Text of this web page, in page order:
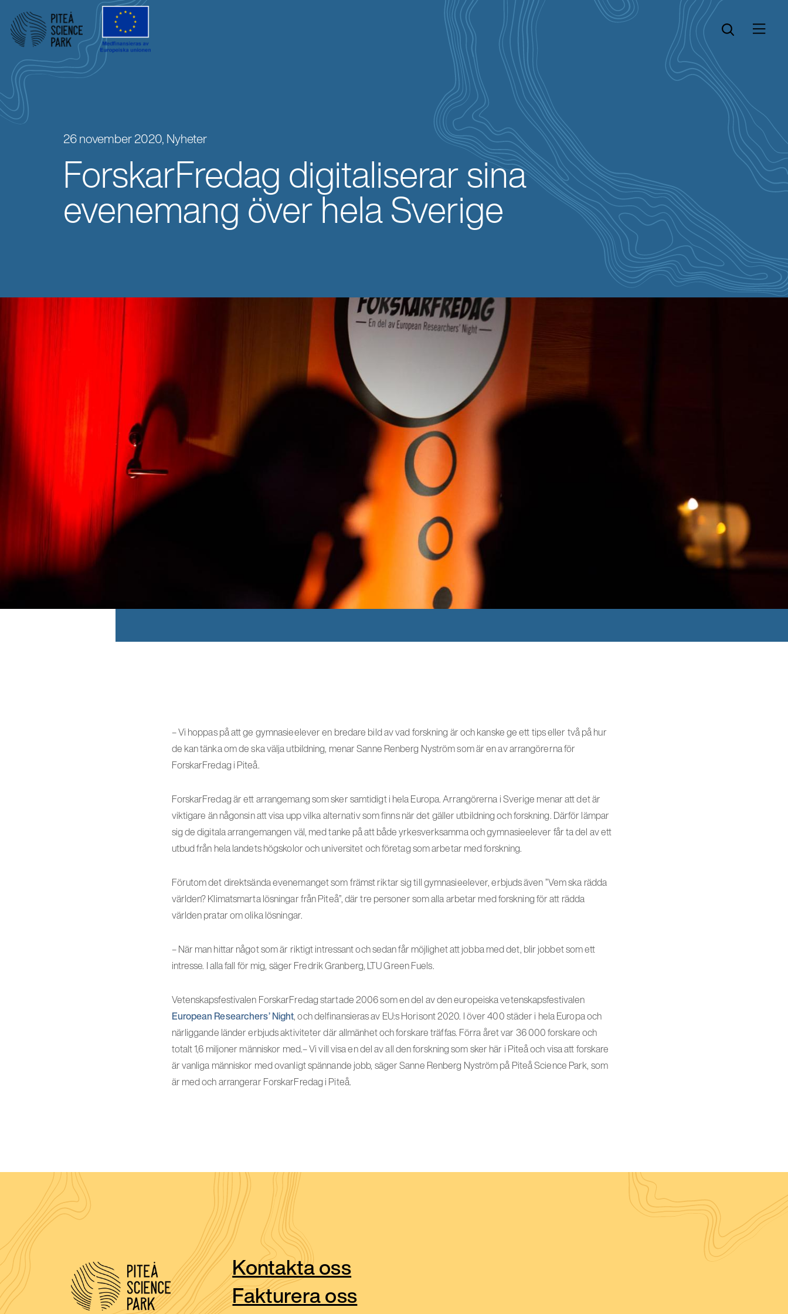
Öppna sök
Öppna menyn
26 november 2020, Nyheter
ForskarFredag digitaliserar sina
evenemang över hela Sverige
– Vi hoppas på att ge gymnasieelever en bredare bild av vad forskning är och kanske ge ett tips eller två på hur
de kan tänka om de ska välja utbildning, menar Sanne Renberg Nyström som är en av arrangörerna för
ForskarFredag i Piteå.
ForskarFredag är ett arrangemang som sker samtidigt i hela Europa. Arrangörerna i Sverige menar att det är
viktigare än någonsin att visa upp vilka alternativ som finns när det gäller utbildning och forskning. Därför lämpar
sig de digitala arrangemangen väl, med tanke på att både yrkesverksamma och gymnasieelever får ta del av ett
utbud från hela landets högskolor och universitet och företag som arbetar med forskning.
Förutom det direktsända evenemanget som främst riktar sig till gymnasieelever, erbjuds även ”Vem ska rädda
världen? Klimatsmarta lösningar från Piteå”, där tre personer som alla arbetar med forskning för att rädda
världen pratar om olika lösningar.
– När man hittar något som är riktigt intressant och sedan får möjlighet att jobba med det, blir jobbet som ett
intresse. I alla fall för mig, säger Fredrik Granberg, LTU Green Fuels.
Vetenskapsfestivalen ForskarFredag startade 2006 som en del av den europeiska vetenskapsfestivalen
European Researchers’ Night, och delfinansieras av EU:s Horisont 2020. I över 400 städer i hela Europa och
närliggande länder erbjuds aktiviteter där allmänhet och forskare träffas. Förra året var 36 000 forskare och
totalt 1,6 miljoner människor med.– Vi vill visa en del av all den forskning som sker här i Piteå och visa att forskare
är vanliga människor med ovanligt spännande jobb, säger Sanne Renberg Nyström på Piteå Science Park, som
är med och arrangerar ForskarFredag i Piteå.
Kontakta oss
Fakturera oss